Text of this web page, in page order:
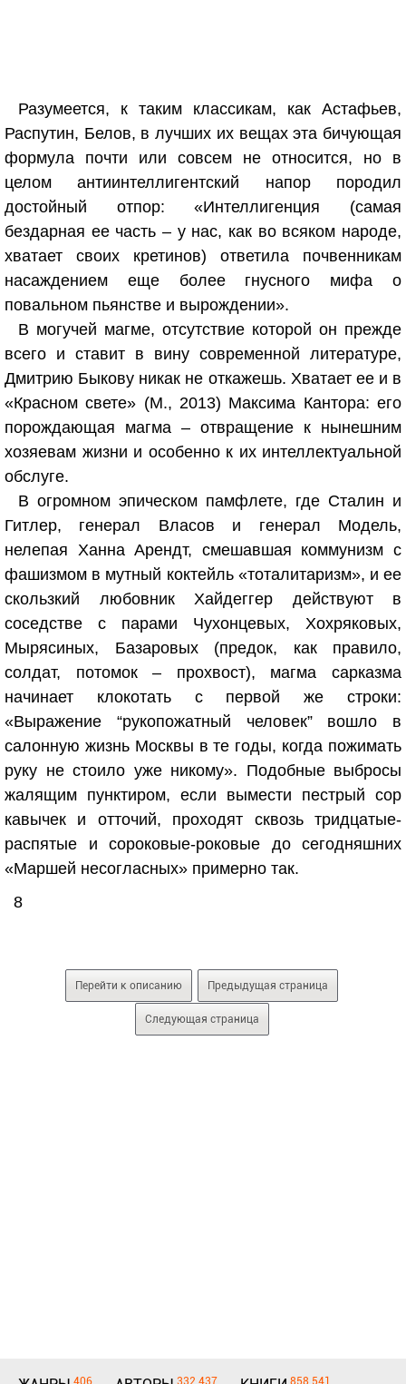
Разумеется, к таким классикам, как Астафьев,
Распутин, Белов, в лучших их вещах эта бичующая
формула почти или совсем не относится, но в
целом антиинтеллигентский напор породил
достойный отпор: «Интеллигенция (самая
бездарная ее часть – у нас, как во всяком народе,
хватает своих кретинов) ответила почвенникам
насаждением еще более гнусного мифа о
повальном пьянстве и вырождении».
В могучей магме, отсутствие которой он прежде
всего и ставит в вину современной литературе,
Дмитрию Быкову никак не откажешь. Хватает ее и в
«Красном свете» (М., 2013) Максима Кантора: его
порождающая магма – отвращение к нынешним
хозяевам жизни и особенно к их интеллектуальной
обслуге.
В огромном эпическом памфлете, где Сталин и
Гитлер, генерал Власов и генерал Модель,
нелепая Ханна Арендт, смешавшая коммунизм с
фашизмом в мутный коктейль «тоталитаризм», и ее
скользкий любовник Хайдеггер действуют в
соседстве с парами Чухонцевых, Хохряковых,
Мырясиных, Базаровых (предок, как правило,
солдат, потомок – прохвост), магма сарказма
начинает клокотать с первой же строки:
«Выражение “рукопожатный человек” вошло в
салонную жизнь Москвы в те годы, когда пожимать
руку не стоило уже никому». Подобные выбросы
жалящим пунктиром, если вымести пестрый сор
кавычек и отточий, проходят сквозь тридцатые-
распятые и сороковые-роковые до сегодняшних
«Маршей несогласных» примерно так.
8
Перейти к описанию Предыдущая страница
Следующая страница
406 332 437 858 541